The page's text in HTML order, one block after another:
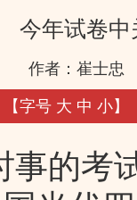
今年试卷
作者：崔士忠
【字号 大 中 小】
的考